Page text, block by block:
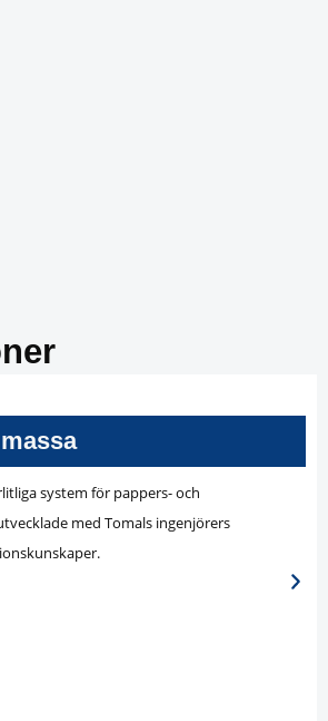
system för pappers- och
med Tomals ingenjörers